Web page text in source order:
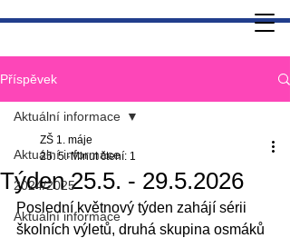
Příspěvek
Aktuální informace
2024/2025
Aktuální informace
Aktuální informace
Týden 25.5. - 29.5.2026
ZŠ 1. máje
25. 5. Minut čtení: 1
Poslední květnový týden zahájí sérii
školních výletů, druhá skupina osmáků